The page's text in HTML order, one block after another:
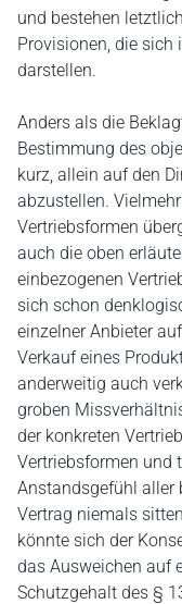
und bestehen
Provisionen, die sich
darstellen.
Anders als die
Bestimmung des
kurz, allein auf den
abzustellen.
Vertriebsformen
auch die oben
einbezogenen
sich schon
einzelner Anbieter
Verkauf eines
anderweitig auch
groben
der konkreten
Vertriebsformen und
Anstandsgefühl aller
Vertrag niemals
könnte sich der
das Ausweichen auf
Schutzgehalt des §